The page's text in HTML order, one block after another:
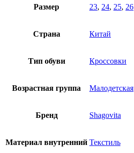
Размер 23, 24, 25, 26
Страна Китай
Тип обуви Кроссовки
Возрастная группа Малодетская
Бренд Shagovita
Материал внутренний Текстиль